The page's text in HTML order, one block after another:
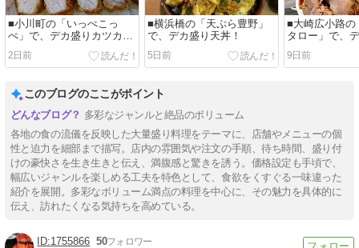
■小川町の「いっぺこっ
ぺ」で、デカ盛りカツカレ
ー！
2日前
■横浜橋の「天ぷら豊野」
で、デカ盛り天丼！
5日前
■大崎広小路の
タロー」で、
け麺！
9日前
このブログのここがポイント
多彩なジャンルと絶品のボリューム
各地の食の流儀を反映した大量盛り料理をテーマに、店舗やメニューの個
性と迫力を細部まで描写。店内の雰囲気や注文の手順、待ち時間、盛り付
けの豪快さを生き生きと伝え、満腹感と驚きを誘う。価格設定も手頃で、
幅広いジャンルを楽しめる工夫を特色として、食欲をくすぐる一味違った
紹介を展開。多彩なボリューム満点の料理を中心に、その魅力を具体的に
伝え、訪れたくなる気持ちを高めている。
1755866 50